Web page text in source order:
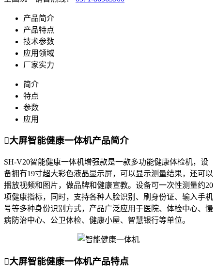
产品简介
产品特点
技术参数
应用领域
厂家实力
简介
特点
参数
应用
大屏智能健康一体机产品简介
SH-V20智能健康一体机增强款是一款多功能健康体检机，设
备拥有19寸超大彩色液晶显示屏，可以显示测量结果，还可以
播放视频和图片，做品牌和健康宣教。设备可一次性测量约20
项健康指标，同时，支持各种人脸识别、刷身份证、输入手机
号等多种身份识别方式，产品广泛应用于医院、体检中心、慢
病防治中心、公卫体检、健康小屋、智慧银行等单位。
大屏智能健康一体机产品特点